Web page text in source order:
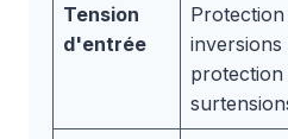
Tension
d'entrée
inversions